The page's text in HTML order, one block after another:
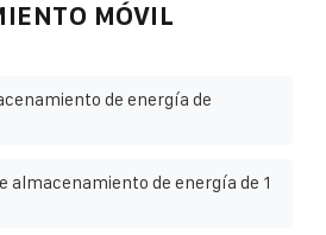
MÓVIL
de energía de
almacenamiento de energía de 1